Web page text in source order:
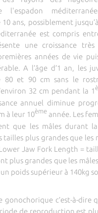
l'espadon
10 ans, possiblement
est compris
une croissance
années de vie
A l’âge d’1 an, les
80 et 90 cm sans le
32 cm pendant la 1
annuel diminue
à leur 10ème année. Les
que les mâles durant
plus grandes que les
Jaw Fork Length =
plus grandes que les
poids supérieur à 140kg
gonochorique c’est-à-dire
de reproduction est